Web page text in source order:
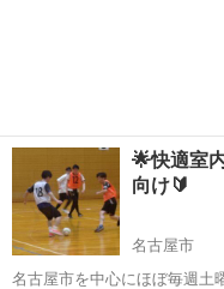
🌟快適室
向け🔰
名古屋市
名古屋市を中心にほぼ毎週土